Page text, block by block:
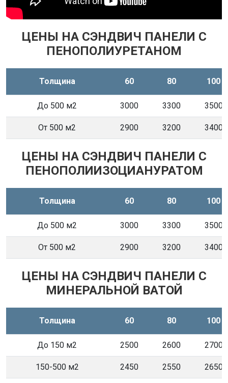
ЦЕНЫ НА СЭНДВИЧ ПАНЕЛИ С
ПЕНОПОЛИУРЕТАНОМ
Толщина 60 80 100
До 500 м2 3000 3300 3500
От 500 м2 2900 3200 3400
ЦЕНЫ НА СЭНДВИЧ ПАНЕЛИ С
ПЕНОПОЛИИЗОЦИАНУРАТОМ
Толщина 60 80 100
До 500 м2 3000 3300 3500
От 500 м2 2900 3200 3400
ЦЕНЫ НА СЭНДВИЧ ПАНЕЛИ С
МИНЕРАЛЬНОЙ ВАТОЙ
Толщина 60 80 100
До 150 м2 2500 2600 2700
150-500 м2 2450 2550 2650